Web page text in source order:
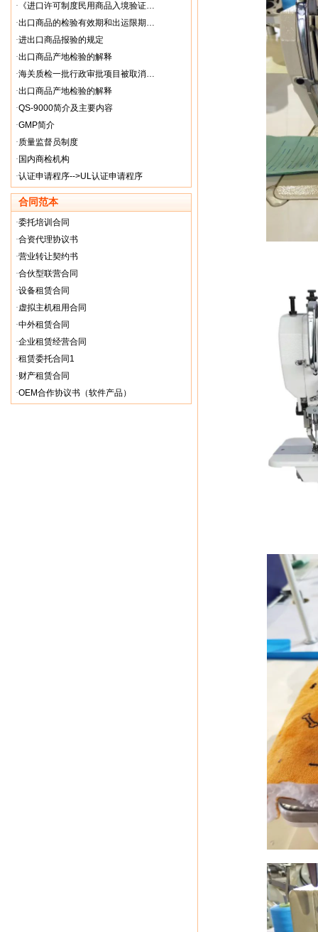
· 《进口许可制度民用商品入境验证…
·出口商品的检验有效期和出运限期…
·进出口商品报验的规定
·出口商品产地检验的解释
·海关质检一批行政审批项目被取消…
·出口商品产地检验的解释
·QS-9000简介及主要内容
·GMP简介
·质量监督员制度
· 国内商检机构
·认证申请程序-->UL认证申请程序
合同范本
·委托培训合同
·合资代理协议书
·营业转让契约书
·合伙型联营合同
·设备租赁合同
·虚拟主机租用合同
·中外租赁合同
·企业租赁经营合同
·租赁委托合同1
·财产租赁合同
·OEM合作协议书（软件产品）